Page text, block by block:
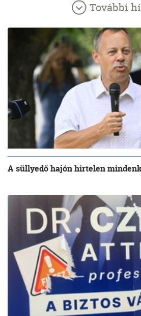
További
A süllyedő hajón hirtelen